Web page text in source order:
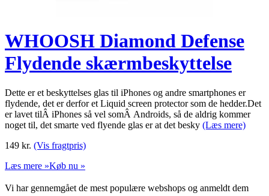
WHOOSH Diamond Defense
Flydende skærmbeskyttelse
Dette er et beskyttelses glas til iPhones og andre smartphones er
flydende, det er derfor et Liquid screen protector som de hedder.Det
er lavet tilÂ iPhones så vel somÂ Androids, så de aldrig kommer
noget til, det smarte ved flyende glas er at det besky (Læs mere)
149 kr. (Vis fragtpris)
Læs mere »Køb nu »
Vi har gennemgået de mest populære webshops og anmeldt dem